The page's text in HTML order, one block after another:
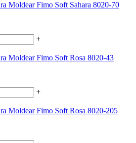
Moldear Fimo Soft Sahara 8020-70
+
Moldear Fimo Soft Rosa 8020-43
+
Moldear Fimo Soft Rosa 8020-205